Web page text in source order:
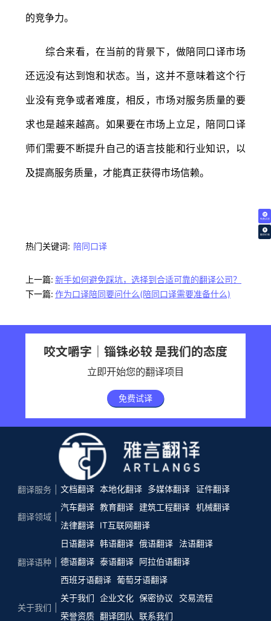
免费试译
翻译价格
的竞争力。
综合来看，在当前的背景下，做陪同口译市场
还远没有达到饱和状态。当，这并不意味着这个行
业没有竞争或者难度，相反，市场对服务质量的要
求也是越来越高。如果要在市场上立足，陪同口译
师们需要不断提升自己的语言技能和行业知识，以
及提高服务质量，才能真正获得市场信赖。
热门关键词: 陪同口译
上一篇: 新手如何避免踩坑，选择到合适可靠的翻译公司？
下一篇: 作为口译陪同要问什么(陪同口译需要准备什么)
咬文嚼字｜锱铢必较 是我们的态度
立即开始您的翻译项目
免费试译
翻译服务 文档翻译 本地化翻译 多媒体翻译 证件翻译
翻译领域
汽车翻译 教育翻译 建筑工程翻译 机械翻译
法律翻译
IT互联网翻译
翻译语种
日语翻译 韩语翻译 俄语翻译
法语翻译
德语翻译 泰语翻译 阿拉伯语翻译
西班牙语翻译 葡萄牙语翻译
关于我们
关于我们 企业文化 保密协议
交易流程
荣誉资质 翻译团队 联系我们